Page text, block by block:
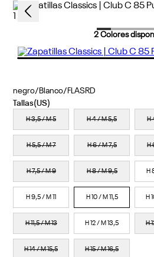
2Colores
negro/Blanco/FLASRD
H 3,5 / M 5 H 4 / M 5,5 H
H 5,5 / M 7 H 6 / M 7,5 H
H 7,5 / M 9 H 8 / M 9,5 H
H 9,5 / M 11 H 10 / M 11,5 H
H 11,5 / M 13 H 12 / M 13,5 H
H 14 / M 15,5 H 15 / M 16,5